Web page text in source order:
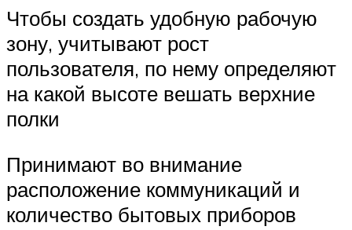
Чтобы создать удобную рабочую
зону, учитывают рост
пользователя, по нему определяют
на какой высоте вешать верхние
полки
Принимают во внимание
расположение коммуникаций и
количество бытовых приборов